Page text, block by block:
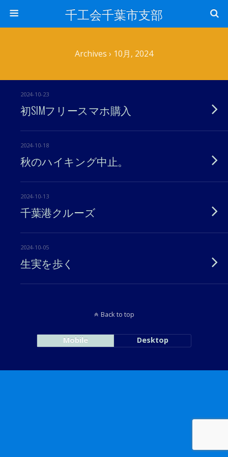
千工会千葉市支部
Archives › 10月, 2024
2024-10-23
初SIMフリースマホ購入
2024-10-18
秋のハイキング中止。
2024-10-13
千葉港クルーズ
2024-10-05
生実を歩く
Back to top
Mobile Desktop